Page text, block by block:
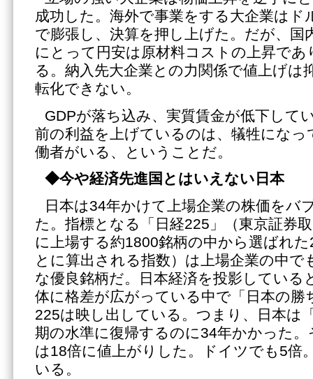
成功した。海外で事業をする大企業はド
で膨張し、決算を押し上げた。だが、国
にとって円安は原材料コストの上昇であ
る。納入先大企業との力関係で値上げは
転化できない。
GDPが落ち込み、実質賃金が低下して
前の利益を上げているのは、犠牲になっ
働者がいる、ということだ。
◆今や経済先進国とはいえない日本
日本は34年かけて上場企業の株価をバ
た。指標となる「日経225」（東京証券
に上場する約1800銘柄の中から選ばれ
とに算出される指数）は上場企業の中で
な優良銘柄だ。日本経済を投影している
体に格差が広がっている中で「日本の勝
225は映し出している。つまり、日本は
期の水準に復帰するのに34年かかった
は18倍に値上がりした。ドイツでも5倍
いる。